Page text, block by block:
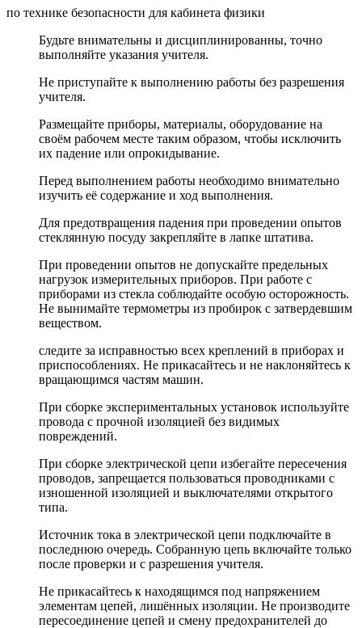
по технике безопасности для кабинета физики
Будьте внимательны и дисциплинированны, точно
выполняйте указания учителя.
Не приступайте к выполнению работы без разрешения
учителя.
Размещайте приборы, материалы, оборудование на
своём рабочем месте таким образом, чтобы исключить
их падение или опрокидывание.
Перед выполнением работы необходимо внимательно
изучить её содержание и ход выполнения.
Для предотвращения падения при проведении опытов
стеклянную посуду закрепляйте в лапке штатива.
При проведении опытов не допускайте предельных
нагрузок измерительных приборов. При работе с
приборами из стекла соблюдайте особую осторожность.
Не вынимайте термометры из пробирок с затвердевшим
веществом.
следите за исправностью всех креплений в приборах и
приспособлениях. Не прикасайтесь и не наклоняйтесь к
вращающимся частям машин.
При сборке экспериментальных установок используйте
провода с прочной изоляцией без видимых
повреждений.
При сборке электрической цепи избегайте пересечения
проводов, запрещается пользоваться проводниками с
изношенной изоляцией и выключателями открытого
типа.
Источник тока в электрической цепи подключайте в
последнюю очередь. Собранную цепь включайте только
после проверки и с разрешения учителя.
Не прикасайтесь к находящимся под напряжением
элементам цепей, лишённых изоляции. Не производите
пересоединение цепей и смену предохранителей до